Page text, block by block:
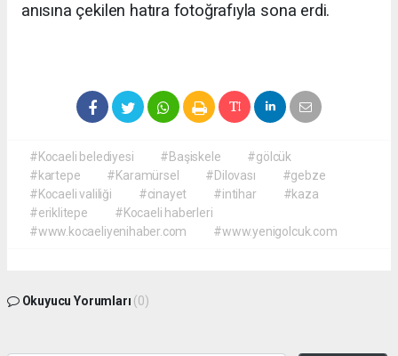
anısına çekilen hatıra fotoğrafıyla sona erdi.
#Kocaeli belediyesi #Başiskele
#gölcük
#kartepe
#Karamürsel #Dilovası
#gebze
#Kocaeli valiliği
#cinayet #intihar
#kaza
#eriklitepe
#Kocaeli haberleri
#www.kocaeliyenihaber.com
#www.yenigolcuk.com
Okuyucu Yorumları (0)